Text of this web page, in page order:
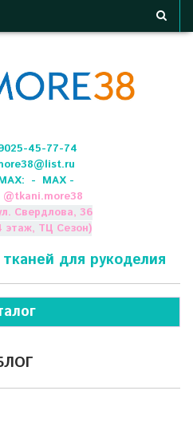
45-77-74
- МАХ -
@tkani.more38
Свердлова, 36
этаж, ТЦ Сезон)
для рукоделия